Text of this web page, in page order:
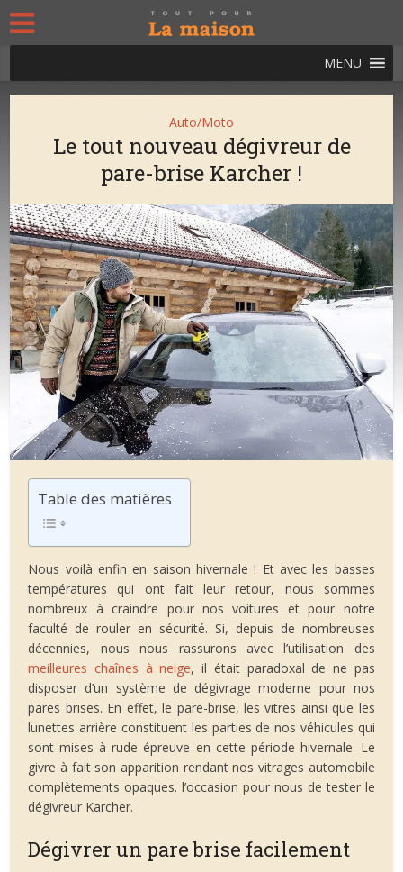
MENU
Auto/Moto
Le tout nouveau dégivreur de
pare-brise Karcher !
Table des matières
Nous voilà enfin en saison hivernale ! Et avec les basses
températures qui ont fait leur retour, nous sommes
nombreux à craindre pour nos voitures et pour notre
faculté de rouler en sécurité. Si, depuis de nombreuses
décennies, nous nous rassurons avec l’utilisation des
meilleures chaînes à neige, il était paradoxal de ne pas
disposer d’un système de dégivrage moderne pour nos
pares brises. En effet, le pare-brise, les vitres ainsi que les
lunettes arrière constituent les parties de nos véhicules qui
sont mises à rude épreuve en cette période hivernale. Le
givre à fait son apparition rendant nos vitrages automobile
complètements opaques. l’occasion pour nous de tester le
dégivreur Karcher.
Dégivrer un pare brise facilement